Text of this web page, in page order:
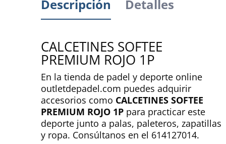
Descripción Detalles
CALCETINES SOFTEE
PREMIUM ROJO 1P
En la tienda de padel y deporte online
outletdepadel.com puedes adquirir
accesorios como CALCETINES SOFTEE
PREMIUM ROJO 1Ppara practicar este
deporte junto a palas, paleteros, zapatillas
y ropa. Consúltanos en el 614127014.